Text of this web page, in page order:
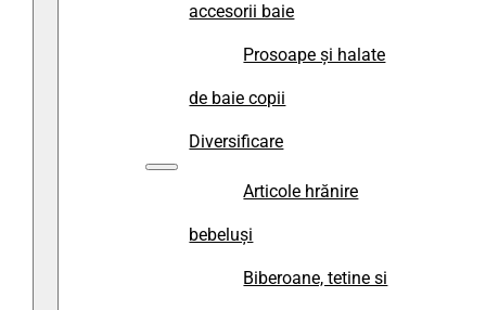
accesorii baie
Prosoape și halate
de baie copii
Diversificare
Articole hrănire
bebeluși
Biberoane, tetine si